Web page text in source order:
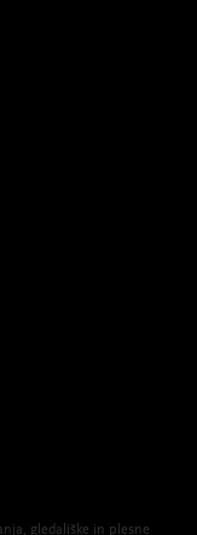
gledališke in plesne